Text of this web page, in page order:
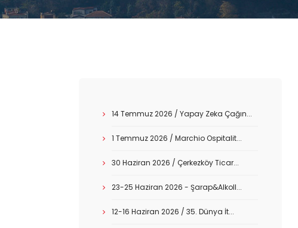
14 Temmuz 2026 / Yapay Zeka Çağın...
1 Temmuz 2026 / Marchio Ospitalit...
30 Haziran 2026 / Çerkezköy Ticar...
23-25 Haziran 2026 - Şarap&Alkoll...
12-16 Haziran 2026 / 35. Dünya İt...